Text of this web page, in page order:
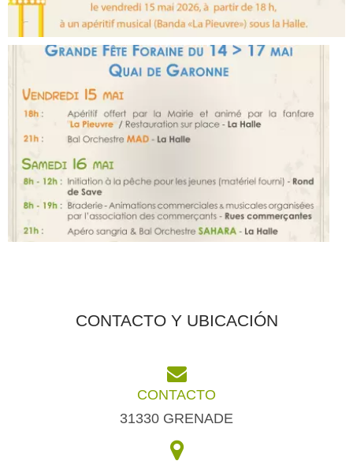
CONTACTO Y UBICACIÓN
CONTACTO
31330 GRENADE